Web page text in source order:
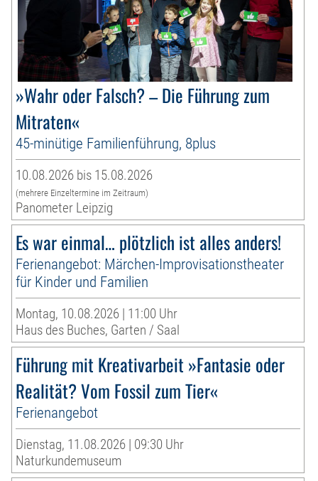
»Wahr oder Falsch? – Die Führung zum
Mitraten«
45-minütige Familienführung, 8plus
10.08.2026 bis 15.08.2026
(mehrere Einzeltermine im Zeitraum)
Panometer Leipzig
Es war einmal… plötzlich ist alles anders!
Ferienangebot: Märchen-Improvisationstheater
für Kinder und Familien
Montag, 10.08.2026 | 11:00 Uhr
Haus des Buches, Garten / Saal
Führung mit Kreativarbeit »Fantasie oder
Realität? Vom Fossil zum Tier«
Ferienangebot
Dienstag, 11.08.2026 | 09:30 Uhr
Naturkundemuseum